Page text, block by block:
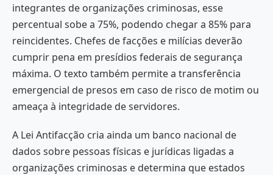
integrantes de organizações criminosas, esse
percentual sobe a 75%, podendo chegar a 85% para
reincidentes. Chefes de facções e milícias deverão
cumprir pena em presídios federais de segurança
máxima. O texto também permite a transferência
emergencial de presos em caso de risco de motim ou
ameaça à integridade de servidores.
A Lei Antifacção cria ainda um banco nacional de
dados sobre pessoas físicas e jurídicas ligadas a
organizações criminosas e determina que estados